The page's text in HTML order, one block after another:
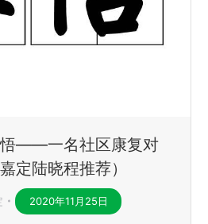
悟——一名社区康复对
定陆晓程推荐）
2020年11月25日